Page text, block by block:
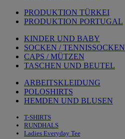
PRODUKTION TÜRKEI
PRODUKTION PORTUGAL
KINDER UND BABY
SOCKEN / TENNISSOCKEN
CAPS / MÜTZEN
TASCHEN UND BEUTEL
ARBEITSKLEIDUNG
POLOSHIRTS
HEMDEN UND BLUSEN
T-SHIRTS
RUNDHALS
Ladies Everyday Tee